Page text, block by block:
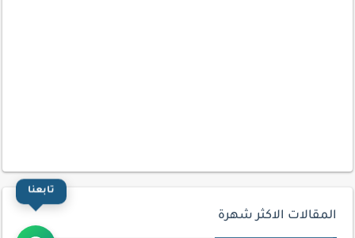
المقالات الاكثر شهرة
تابعنا